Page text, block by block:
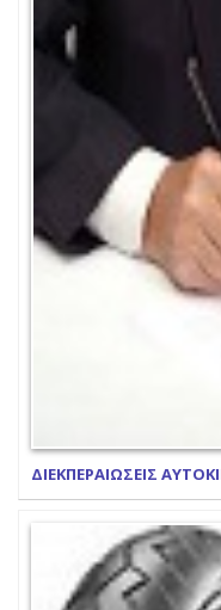
ΔΙΕΚΠΕΡΑΙΩΣΕΙΣ